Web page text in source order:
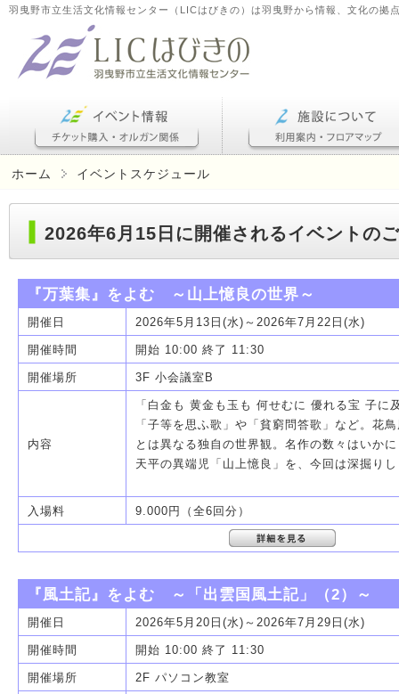
羽曳野市立生活文化情報センター（LICはびきの）は羽曳野から情報、文化の拠
ホーム イベントスケジュール
2026年6月15日に開催されるイベントの
『万葉集』をよむ ～山上憶良の世界～
開催日 2026年5月13日(水)～2026年7月22日(水)
開催時間 開始 10:00 終了 11:30
開催場所 3F 小会議室B
内容
「白金も 黄金も玉も 何せむに 優れる宝 子
「子等を思ふ歌」や「貧窮問答歌」など。花
とは異なる独自の世界観。名作の数々はいか
天平の異端児「山上憶良」を、今回は深掘り
入場料 9.000円（全6回分）
『風土記』をよむ ～「出雲国風土記」（2）～
開催日 2026年5月20日(水)～2026年7月29日(水)
開催時間 開始 10:00 終了 11:30
開催場所 2F パソコン教室